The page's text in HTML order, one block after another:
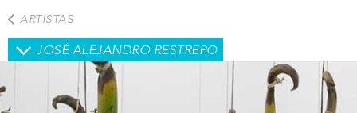
contenido
principal
ARTISTAS
JOSÉ ALEJANDRO RESTREPO